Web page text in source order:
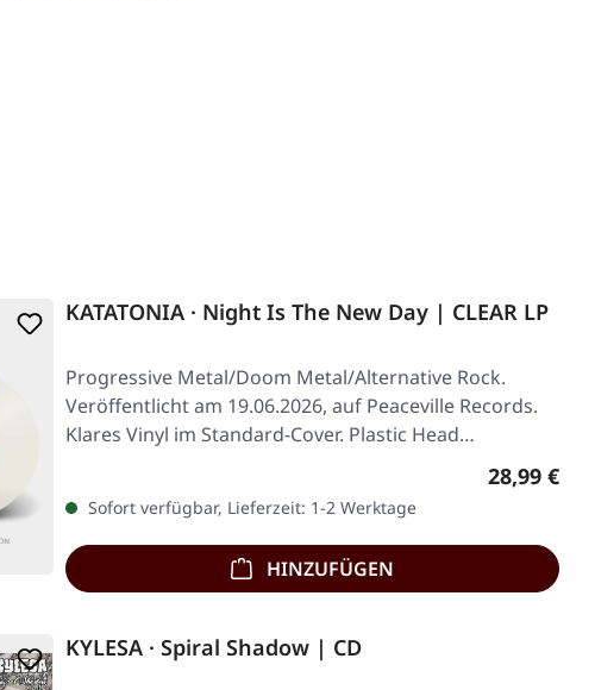
KATATONIA · Night Is The New Day | CLEAR LP
Progressive Metal/Doom Metal/Alternative Rock.
Veröffentlicht am 19.06.2026, auf Peaceville Records.
Klares Vinyl im Standard-Cover. Plastic Head…
Regulärer
28,99 €
Sofort verfügbar, Lieferzeit: 1-2 Werktage
HINZUFÜGEN
KYLESA · Spiral Shadow | CD